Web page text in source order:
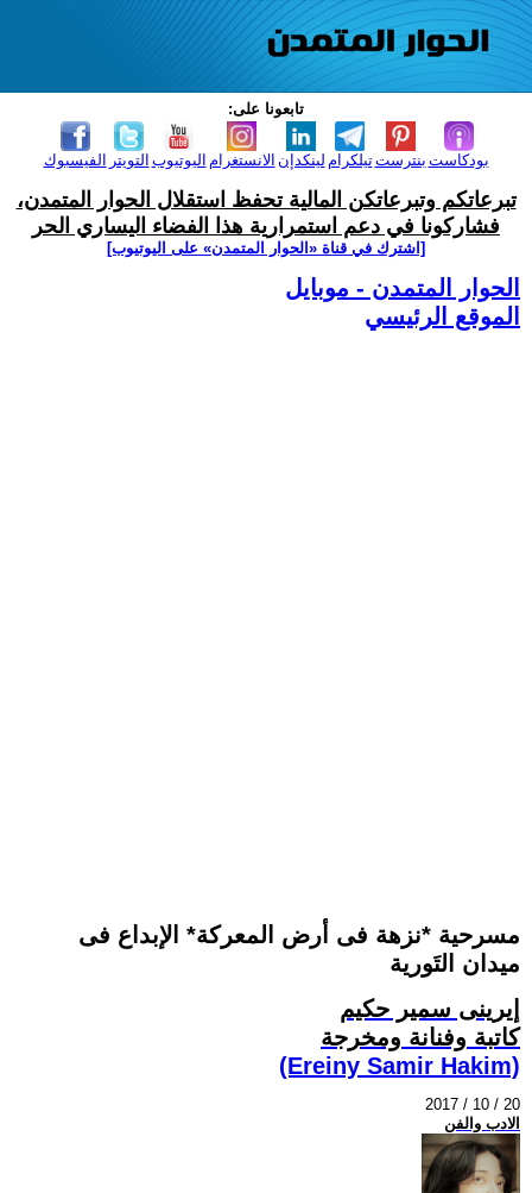
تابعونا على:
الفيسبوك التويتر اليوتيوب الانستغرام لينكدإن تيلكرامبنترست بودكاست
تبرعاتكم وتبرعاتكن المالية تحفظ استقلال الحوار المتمدن،
فشاركونا في دعم استمرارية هذا الفضاء اليساري الحر
[اشترك في قناة ‫«الحوار المتمدن» على اليوتيوب]
الحوار المتمدن - موبايل
الموقع الرئيسي
مسرحية *نزهة فى أرض المعركة* الإبداع فى
ميدان التَورية
إيرينى سمير حكيم
كاتبة وفنانة ومخرجة
(Ereiny Samir Hakim)
2017 / 10 / 20
الادب والفن